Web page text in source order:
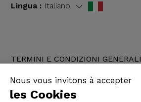
Nous vous invitons à accepter
les Cookies
Lingua : Italiano
TERMINI E CONDIZIONI GENERALI